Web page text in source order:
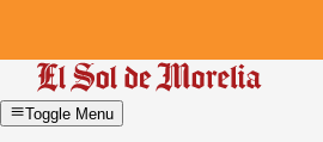
Toggle Menu